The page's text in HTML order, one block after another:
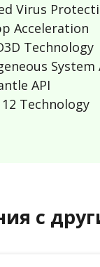
Virus
Acceleration
Technology
API
Technology
с